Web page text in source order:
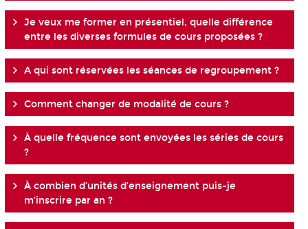
Je veux me former en présentiel, quelle différence
entre les diverses formules de cours proposées ?
A qui sont réservées les séances de regroupement ?
Comment changer de modalité de cours ?
À quelle fréquence sont envoyées les séries de cours
?
À combien d’unités d’enseignement puis-je
m’inscrire par an ?